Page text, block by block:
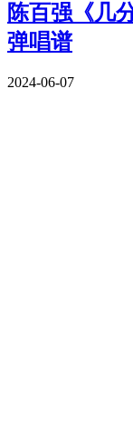
陈百强《几
弹唱谱
2024-06-07